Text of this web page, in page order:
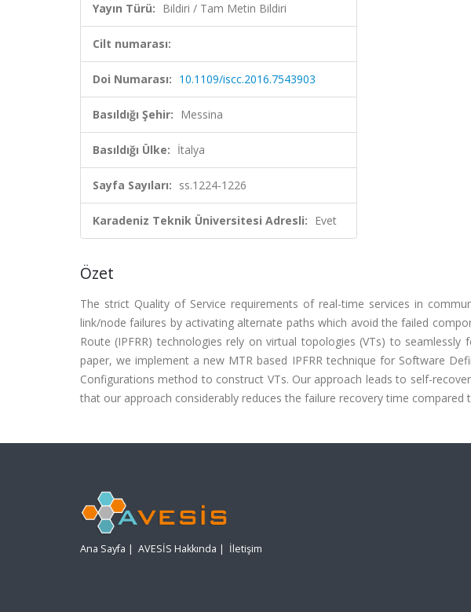
Yayın Türü: Bildiri / Tam Metin Bildiri
Cilt numarası:
Doi Numarası: 10.1109/iscc.2016.7543903
Basıldığı Şehir: Messina
Basıldığı Ülke: İtalya
Sayfa Sayıları: ss.1224-1226
Karadeniz Teknik Üniversitesi Adresli: Evet
Özet
The strict Quality of Service requirements of real-time services in
link/node failures by activating alternate paths which avoid the failed
Route (IPFRR) technologies rely on virtual topologies (VTs) to
paper, we implement a new MTR based IPFRR technique for Software
Configurations method to construct VTs. Our approach leads to self-
that our approach considerably reduces the failure recovery time compared
Ana Sayfa | AVESİS Hakkında | İletişim